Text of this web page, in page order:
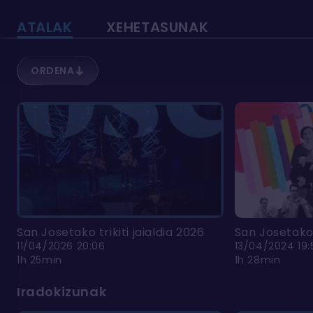
ATALAK XEHETASUNAK
ORDENA
San Josetako trikiti jaialdia 2026
11/04/2026 20:06
1h 25min
San
13/04/2024
1h 28min
Iradokizunak